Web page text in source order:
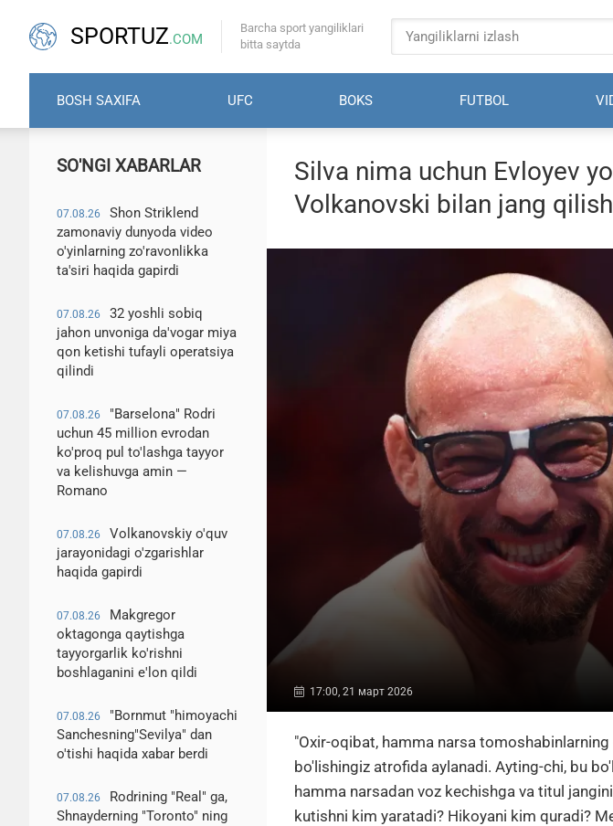
SPORTUZ.COM
Barcha sport yangiliklari
bitta saytda
BOSH SAXIFA UFC BOKS FUTBOL
SO'NGI XABARLAR
07.08.26
Shon Striklend
zamonaviy dunyoda video
o'yinlarning zo'ravonlikka
ta'siri haqida gapirdi
07.08.26
32 yoshli sobiq
jahon unvoniga da'vogar miya
qon ketishi tufayli operatsiya
qilindi
07.08.26
"Barselona" Rodri
uchun 45 million evrodan
ko'proq pul to'lashga tayyor
va kelishuvga amin —
Romano
07.08.26
Volkanovskiy o'quv
jarayonidagi o'zgarishlar
haqida gapirdi
07.08.26
Makgregor
oktagonga qaytishga
tayyorgarlik ko'rishni
boshlaganini e'lon qildi
07.08.26
"Bornmut "himoyachi
Sanchesning"Sevilya" dan
o'tishi haqida xabar berdi
07.08.26
Rodrining "Real" ga,
Shnayderning "Toronto" ning
Silva nima uchun Evloyev
Volkanovski bilan jang
17:00, 21 март 2026
"Oxir-oqibat, hamma narsa
bo'lishingiz atrofida aylanadi. Ayting-chi, bu
hamma narsadan voz kechishga va titul
kutishni kim yaratadi? Hikoyani kim quradi?